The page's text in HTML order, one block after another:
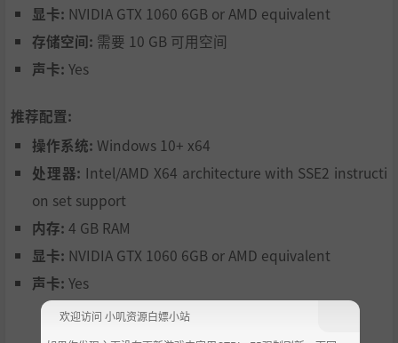
显卡: NVIDIA GTX 1060 6GB or AMD equivalent
存储空间: 需要 10 GB 可用空间
声卡: Yes
推荐配置:
操作系统: Windows 10+ x64
处理器: Intel/AMD X64 architecture with SSE2 instructi
on set support
内存: 4 GB RAM
显卡: NVIDIA GTX 1060 6GB or AMD equivalent
声卡: Yes
欢迎访问 小叽资源白嫖小站